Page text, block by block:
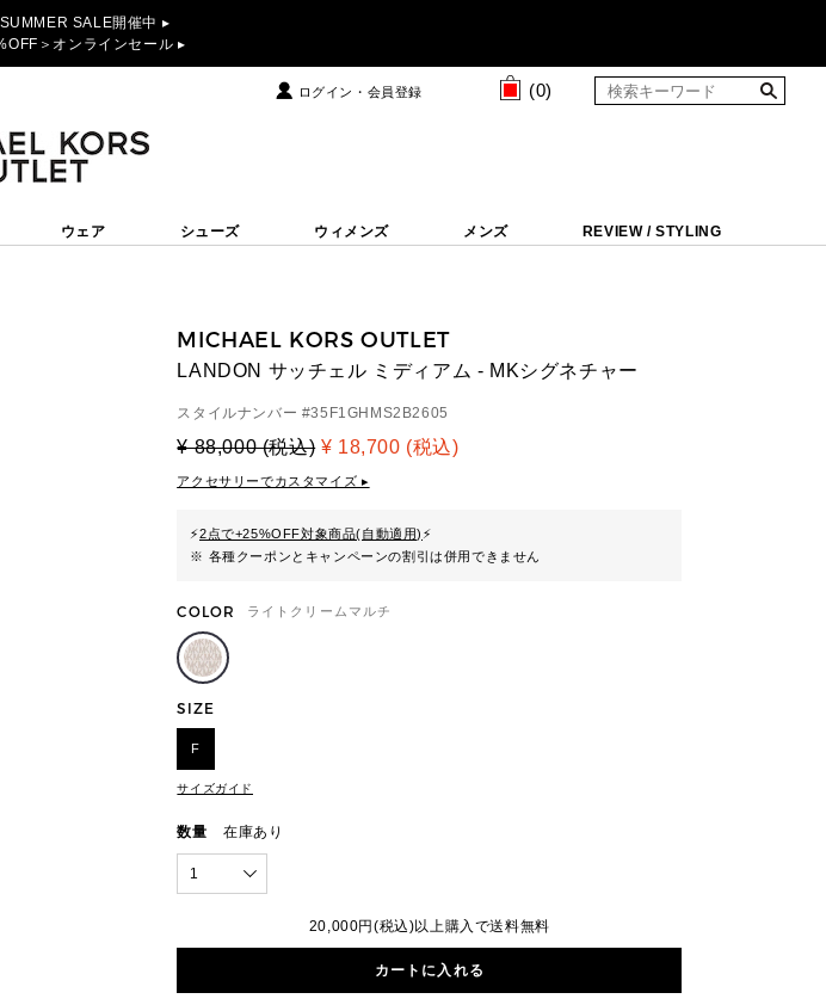
SALE開催中 ▸
＞オンラインセール ▸
ログイン・会員登録 (0)
ウェア シューズ ウィメンズ メンズ REVIEW / STYLING
MICHAEL KORS OUTLET
LANDON サッチェル ミディアム - MKシグネチャー
スタイルナンバー #35F1GHMS2B2605
¥ 88,000 (税込) ¥ 18,700 (税込)
アクセサリーでカスタマイズ ▸
⚡2点で+25%OFF対象商品(自動適用) ⚡
※ 各種クーポンとキャンペーンの割引は併用できません
COLOR ライトクリームマルチ
SIZE
F
サイズガイド
数量 在庫あり
1
20,000円(税込)以上購入で送料無料
カートに入れる